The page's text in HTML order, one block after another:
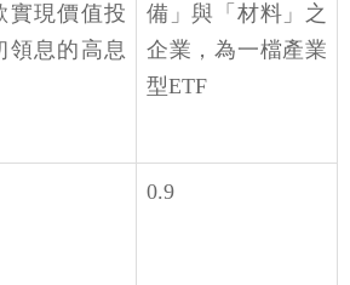
實現價值投
領息的高息
備」與「材料」之
企業，為一檔產業
型ETF
0.9